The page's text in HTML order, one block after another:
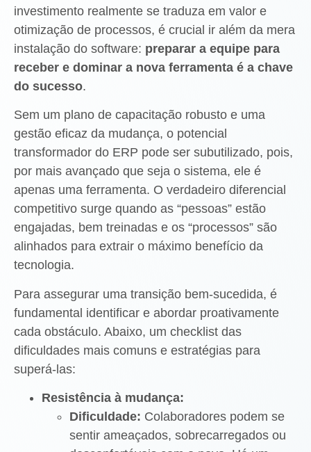
investimento realmente se traduza em valor e
otimização de processos, é crucial ir além da mera
instalação do software: preparar a equipe para
receber e dominar a nova ferramenta é a chave
do sucesso.
Sem um plano de capacitação robusto e uma
gestão eficaz da mudança, o potencial
transformador do ERP pode ser subutilizado, pois,
por mais avançado que seja o sistema, ele é
apenas uma ferramenta. O verdadeiro diferencial
competitivo surge quando as “pessoas” estão
engajadas, bem treinadas e os “processos” são
alinhados para extrair o máximo benefício da
tecnologia.
Para assegurar uma transição bem-sucedida, é
fundamental identificar e abordar proativamente
cada obstáculo. Abaixo, um checklist das
dificuldades mais comuns e estratégias para
superá-las:
Resistência à mudança:
Dificuldade: Colaboradores podem se
sentir ameaçados, sobrecarregados ou